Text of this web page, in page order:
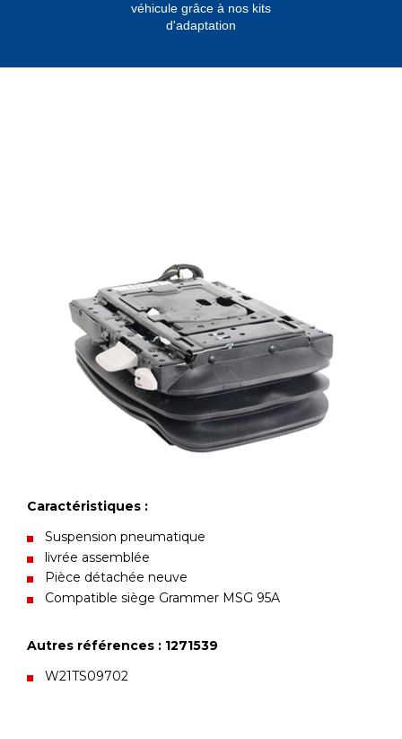
véhicule grâce à nos kits
d'adaptation
Caractéristiques :
Suspension pneumatique
livrée assemblée
Pièce détachée neuve
Compatible siège Grammer MSG 95A
Autres références : 1271539
W21TS09702